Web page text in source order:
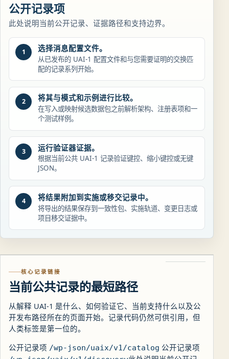
公开记录项
此处说明当前公开记录、证据路径和支持边界。
1 选择消息配置文件。
从已发布的 UAI-1 配置文件和与您需要证明的交换匹
配的记录系列开始。
2 将其与模式和示例进行比较。
在写入或映射候选数据包之前解析架构、注册表项和一
个测试样例。
3 运行验证器证据。
根据当前公共 UAI-1 记录验证键控、缩小键控或无键
JSON。
4 将结果附加到实施或移交记录中。
将导出的结果保存到一致性包、实施轨道、变更日志或
项目移交证据中。
核心记录链接
当前公共记录的最短路径
从解释 UAI-1 是什么、如何验证它、当前支持什么以及公
开发布路径所在的页面开始。记录代码仍然可供引用，但
人类标签是第一位的。
公开记录项 /wp-json/uaix/v1/catalog 公开记录项